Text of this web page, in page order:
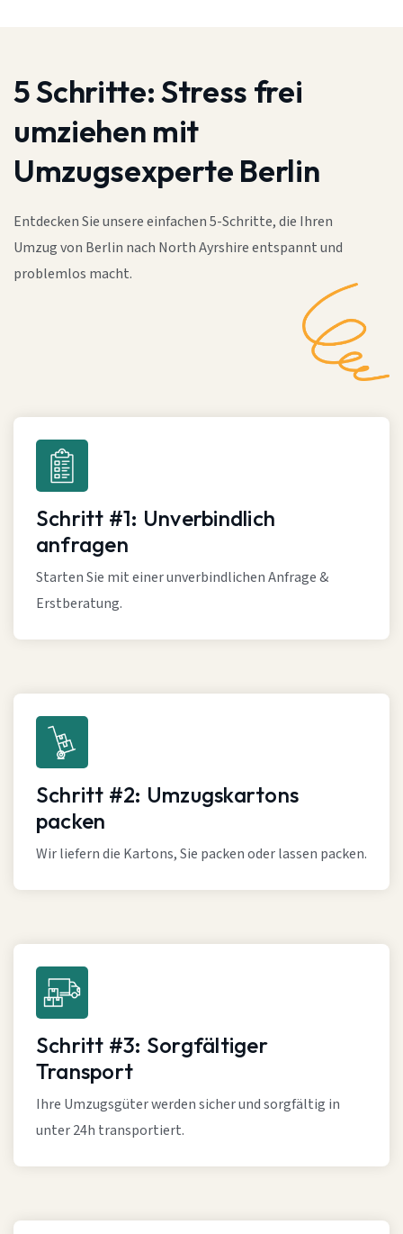
5 Schritte:Stress frei
umziehen mit
Umzugsexperte Berlin
Entdecken Sie unsere einfachen 5-Schritte, die Ihren
Umzug von Berlin nach North Ayrshire entspannt und
problemlos macht.
Schritt #1: Unverbindlich
anfragen
Starten Sie mit einer unverbindlichen Anfrage &
Erstberatung.
Schritt #2: Umzugskartons
packen
Wir liefern die Kartons, Sie packen oder lassen packen.
Schritt #3: Sorgfältiger
Transport
Ihre Umzugsgüter werden sicher und sorgfältig in
unter 24h transportiert.